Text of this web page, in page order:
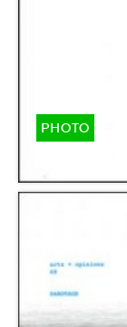
PHOTO